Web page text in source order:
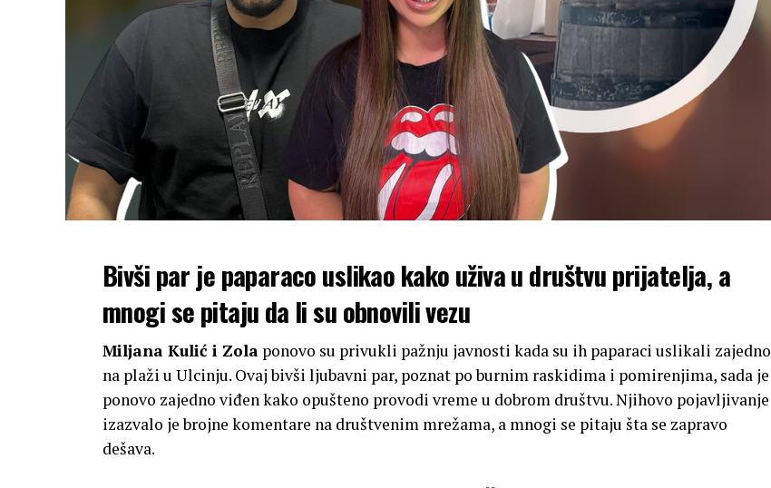
Bivši par je paparaco uslikao kako uživa u društvu prijatelja, a
mnogi se pitaju da li su obnovili vezu
Miljana Kulić i Zola ponovo su privukli pažnju javnosti kada su ih paparaci uslikali zajedno
na plaži u Ulcinju. Ovaj bivši ljubavni par, poznat po burnim raskidima i pomirenjima, sada je
ponovo zajedno viđen kako opušteno provodi vreme u dobrom društvu. Njihovo pojavljivanje
izazvalo je brojne komentare na društvenim mrežama, a mnogi se pitaju šta se zapravo
dešava.